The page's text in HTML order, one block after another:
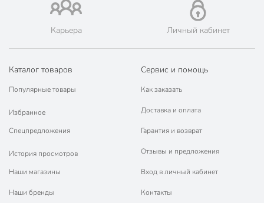
Карьера Личный кабинет
Каталог товаров
Популярные товары
Избранное
Спецпредложения
История просмотров
Наши магазины
Наши бренды
Сервис и помощь
Как заказать
Доставка и оплата
Гарантия и возврат
Отзывы и предложения
Вход в личный кабинет
Контакты